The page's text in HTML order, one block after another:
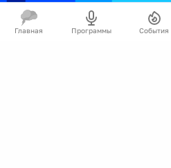
Главная Программы События